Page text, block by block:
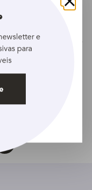
muito quente;
estiver irritada;
força, evite forçar
com uma dieta
como chapinha
Fechar
e
para